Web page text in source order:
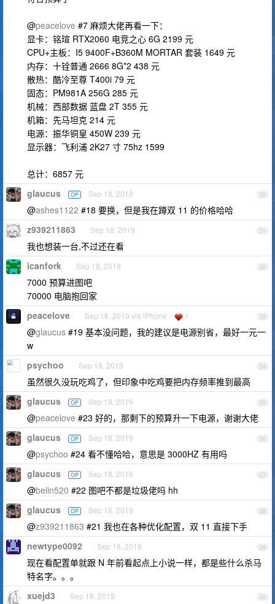
@peacelove #7 麻烦大佬再看一下：
显卡：铭瑄 RTX2060 电竞之心 6G 2199 元
CPU+主板：I5 9400F+B360M MORTAR 套装 1649 元
内存：十铨普通 2666 8G*2 438 元
散热：酷冷至尊 T400i 79 元
固态：PM981A 256G 285 元
机械：西部数据 蓝盘 2T 355 元
机箱：先马坦克 214 元
电源：振华铜皇 450W 239 元
显示器：飞利浦 2K27 寸 75hz 1599
总计：6857 元
20
glaucus OP Sep 18, 2019
@ashes1122 #18 要换，但是我在蹲双 11 的价格哈哈
21
z939211863 Sep 18, 2019
我也想装一台,不过还在看
22
icanfork Sep 18, 2019
7000 预算进图吧
70000 电脑抱回家
23
peacelove Sep 18, 2019 via iPhone 1
@glaucus #19 基本没问题，我的建议是电源别省，最好一元一
w
24
psychoo Sep 18, 2019
虽然很久没玩吃鸡了，但印象中吃鸡要把内存频率推到最高
25
glaucus OP Sep 18, 2019
@peacelove #23 好的，那剩下的预算升一下电源，谢谢大佬
26
glaucus OP Sep 18, 2019
@psychoo #24 看不懂哈哈，意思是 3000HZ 有用吗
27
glaucus OP Sep 18, 2019
@belin520 #22 图吧不都是垃圾佬吗 hh
28
glaucus OP Sep 18, 2019
@z939211863 #21 我也在各种优化配置，双 11 直接下手
29
newtype0092 Sep 18, 2019
现在看配置单就跟 N 年前看起点上小说一样，都是些什么杀马
特名字。。。
30
xuejd3 Sep 18, 2019